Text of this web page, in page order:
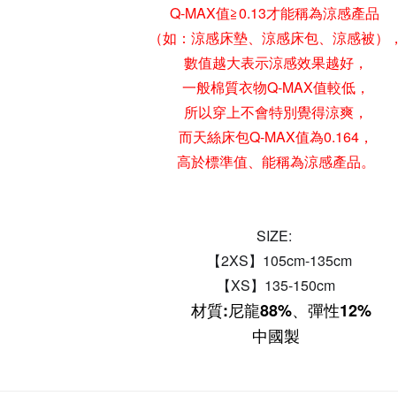
Q-MAX值≧0.13才能稱為涼感產品
（如：涼感床墊、涼感床包、涼感被），
數值越大表示涼感效果越好，
一般棉質衣物Q-MAX值較低，
所以穿上不會特別覺得涼爽，
而天絲床包Q-MAX值為0.164，
高於標準值、能稱為涼感產品。
SIZE:
【2XS】105cm-135cm
【XS】135-150cm
材質:尼龍88%、彈性12%
中國製